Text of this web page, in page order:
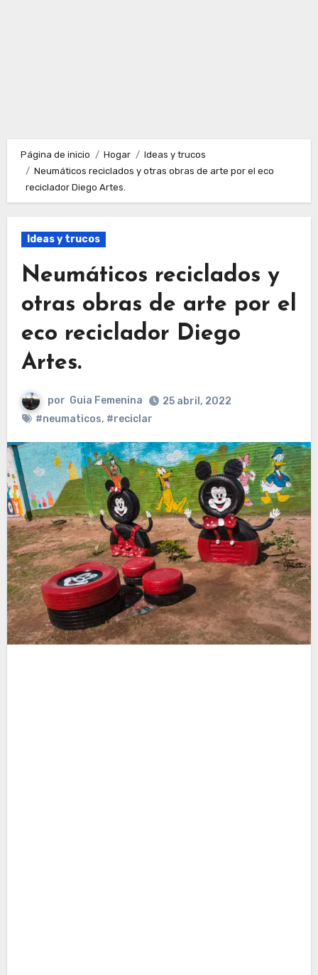
Página de inicio Hogar
Ideas y trucos
Neumáticos reciclados y otras obras de arte por el eco
reciclador Diego Artes.
Ideas y trucos
Neumáticos reciclados y
otras obras de arte por el
eco reciclador Diego
Artes.
por Guia Femenina
25 abril, 2022
#neumaticos, #reciclar